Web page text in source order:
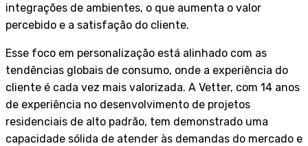
integrações de ambientes, o que aumenta o valor
percebido e a satisfação do cliente.
Esse foco em personalização está alinhado com as
tendências globais de consumo, onde a experiência do
cliente é cada vez mais valorizada. A Vetter, com 14 anos
de experiência no desenvolvimento de projetos
residenciais de alto padrão, tem demonstrado uma
capacidade sólida de atender às demandas do mercado e